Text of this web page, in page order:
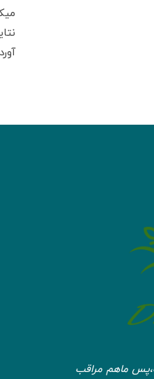
ماهم مراقب